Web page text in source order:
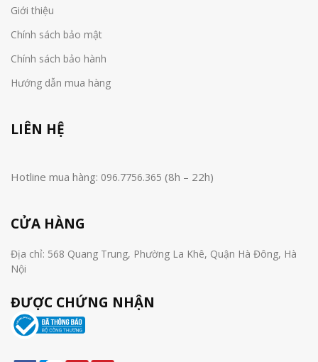
Giới thiệu
Chính sách bảo mật
Chính sách bảo hành
Hướng dẫn mua hàng
LIÊN HỆ
Hotline mua hàng: 096.7756.365 (8h – 22h)
CỬA HÀNG
Địa chỉ: 568 Quang Trung, Phường La Khê, Quận Hà Đông, Hà
Nội
ĐƯỢC CHỨNG NHẬN